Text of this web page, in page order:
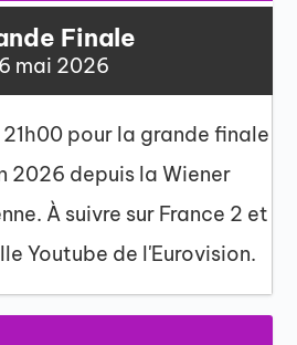
Finale
mai 2026
pour la grande finale
2026 depuis la Wiener
À suivre sur France 2 et
Youtube de l'Eurovision.